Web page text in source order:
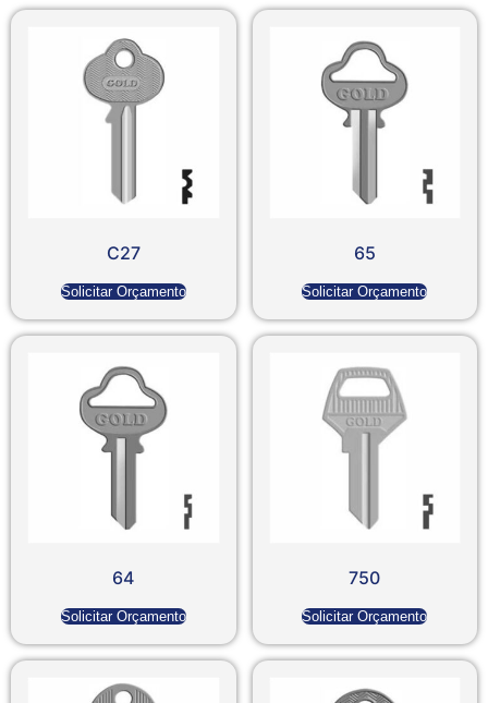
C27
Solicitar Orçamento
65
Solicitar Orçamento
64
Solicitar Orçamento
750
Solicitar Orçamento